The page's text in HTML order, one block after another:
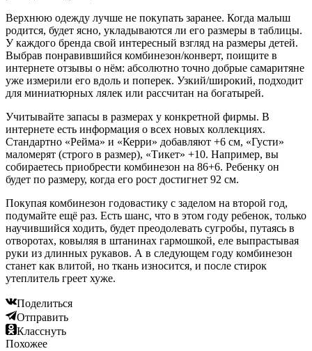
Верхнюю одежду лучше не покупать заранее. Когда малыш
родится, будет ясно, укладываются ли его размеры в таблицы.
У каждого бренда свой интересный взгляд на размеры детей.
Выбрав понравившийся комбинезон/конверт, поищите в
интернете отзывы о нём: абсолютно точно добрые самаритяне
уже измерили его вдоль и поперек. Узкий/широкий, подходит
для миниатюрных лялек или рассчитан на богатырей.
Учитывайте запасы в размерах у конкретной фирмы. В
интернете есть информация о всех новых коллекциях.
Стандартно «Рейма» и «Керри» добавляют +6 см, «Густи»
маломерят (строго в размер), «Тикет» +10. Например, вы
собираетесь приобрести комбинезон на 86+6. Ребенку он
будет по размеру, когда его рост достигнет 92 см.
Покупая комбинезон годовастику с заделом на второй год,
подумайте ещё раз. Есть шанс, что в этом году ребенок, только
научившийся ходить, будет преодолевать сугробы, путаясь в
отворотах, ковыляя в штанинах гармошкой, еле выпрастывая
руки из длинных рукавов. А в следующем году комбинезон
станет как влитой, но ткань износится, и после стирок
утеплитель греет хуже.
Поделиться
Отправить
Класснуть
Похожее